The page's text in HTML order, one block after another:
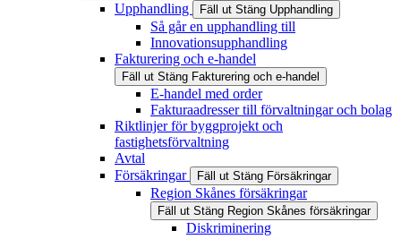
Upphandling Fäll ut Stäng Upphandling
Så går en upphandling till
Innovationsupphandling
Fakturering och e-handel
Fäll ut Stäng Fakturering och e-handel
E-handel med order
Fakturaadresser till förvaltningar och bolag
Riktlinjer för byggprojekt och
fastighetsförvaltning
Avtal
Försäkringar
Fäll ut Stäng Försäkringar
Region Skånes försäkringar
Fäll ut Stäng Region Skånes försäkringar
Diskriminering